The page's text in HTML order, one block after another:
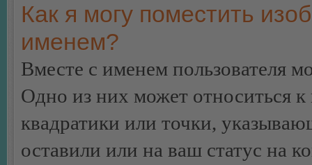
Как я могу поместить
именем?
Вместе с именем пользователя
Одно из них может относиться
квадратики или точки,
оставили или на ваш статус на